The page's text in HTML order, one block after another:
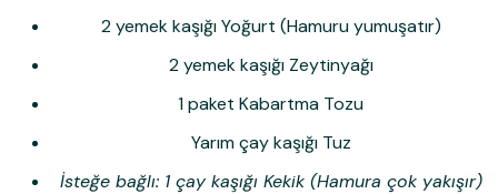
2 yemek kaşığı Yoğurt (Hamuru yumuşatır)
2 yemek kaşığı Zeytinyağı
1 paket Kabartma Tozu
Yarım çay kaşığı Tuz
İsteğe bağlı: 1 çay kaşığı Kekik (Hamura çok yakışır)